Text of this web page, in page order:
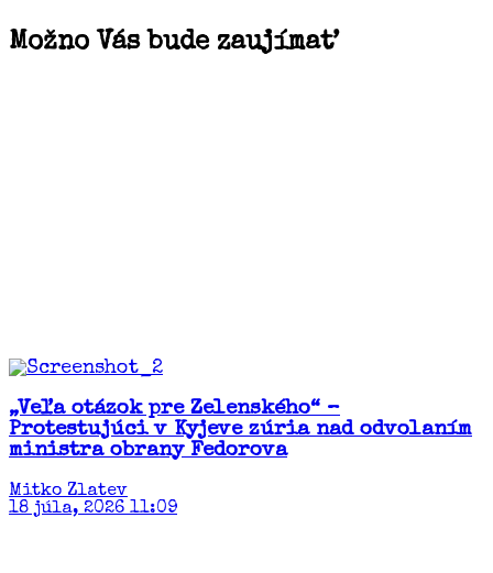
Možno Vás bude zaujímať
„Veľa otázok pre Zelenského“ –
Protestujúci v Kyjeve zúria nad odvolaním
ministra obrany Fedorova
Mitko Zlatev
18 júla, 2026 11:09